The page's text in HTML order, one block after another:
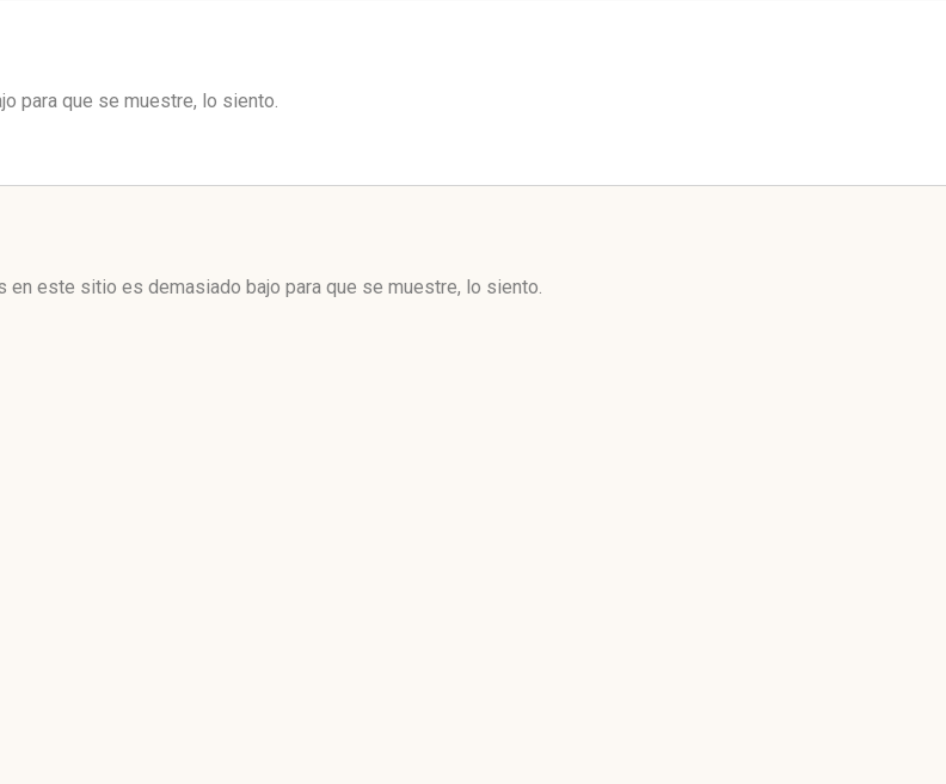
para que se muestre, lo siento.
este sitio es demasiado bajo para que se muestre, lo siento.